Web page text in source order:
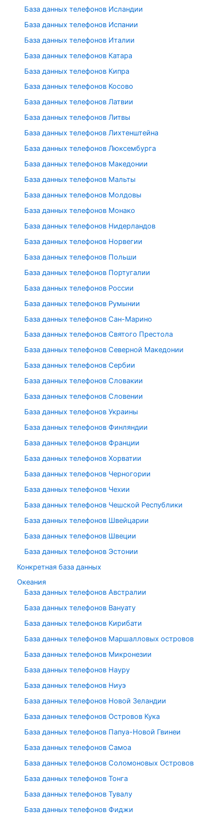
База данных телефонов Исландии
База данных телефонов Испании
База данных телефонов Италии
База данных телефонов Катара
База данных телефонов Кипра
База данных телефонов Косово
База данных телефонов Латвии
База данных телефонов Литвы
База данных телефонов Лихтенштейна
База данных телефонов Люксембурга
База данных телефонов Македонии
База данных телефонов Мальты
База данных телефонов Молдовы
База данных телефонов Монако
База данных телефонов Нидерландов
База данных телефонов Норвегии
База данных телефонов Польши
База данных телефонов Португалии
База данных телефонов России
База данных телефонов Румынии
База данных телефонов Сан-Марино
База данных телефонов Святого Престола
База данных телефонов Северной Македонии
База данных телефонов Сербии
База данных телефонов Словакии
База данных телефонов Словении
База данных телефонов Украины
База данных телефонов Финляндии
База данных телефонов Франции
База данных телефонов Хорватии
База данных телефонов Черногории
База данных телефонов Чехии
База данных телефонов Чешской Республики
База данных телефонов Швейцарии
База данных телефонов Швеции
База данных телефонов Эстонии
Конкретная база данных
Океания
База данных телефонов Австралии
База данных телефонов Вануату
База данных телефонов Кирибати
База данных телефонов Маршалловых островов
База данных телефонов Микронезии
База данных телефонов Науру
База данных телефонов Ниуэ
База данных телефонов Новой Зеландии
База данных телефонов Островов Кука
База данных телефонов Папуа-Новой Гвинеи
База данных телефонов Самоа
База данных телефонов Соломоновых Островов
База данных телефонов Тонга
База данных телефонов Тувалу
База данных телефонов Фиджи